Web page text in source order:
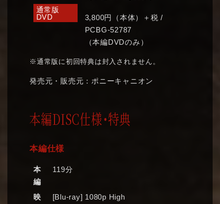
通常版
DVD
3,800円（本体）＋税 /
PCBG-52787
（本編DVDのみ）
※通常版に初回特典は封入されません。
発売元・販売元：ポニーキャニオン
本編DISC仕様・特典
本編仕様
本
編
119分
映
[Blu-ray] 1080p High